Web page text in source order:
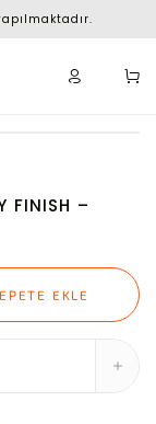
FINISH –
EKLE